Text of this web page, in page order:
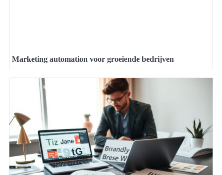
Marketing automation voor groeiende bedrijven